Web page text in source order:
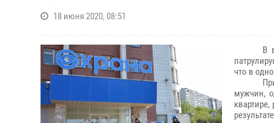
18 июня 2020, 08:51
В
что в
мужчин,